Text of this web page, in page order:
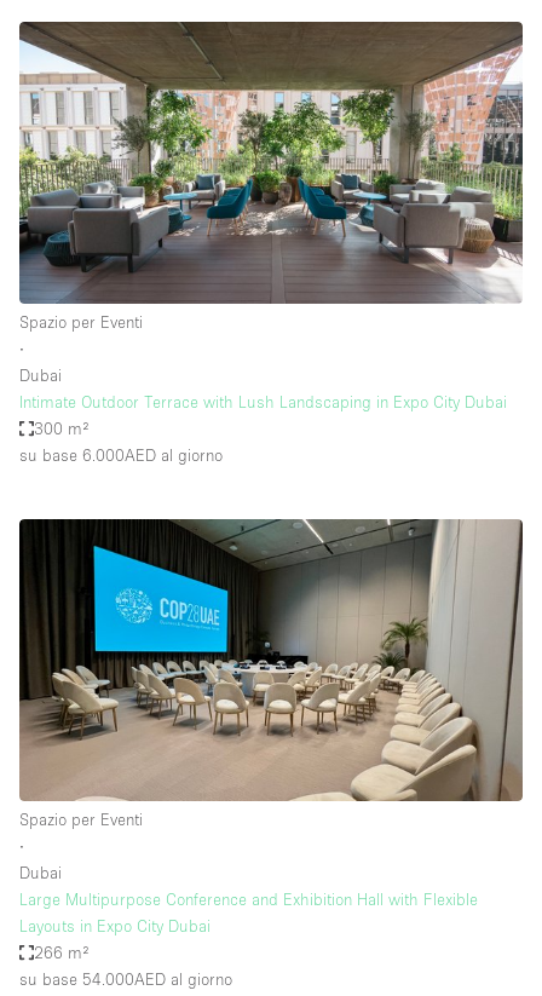
Spazio per Eventi
∙
Dubai
Intimate Outdoor Terrace with Lush Landscaping in Expo City Dubai
300 m²
su base 6.000AED al giorno
Spazio per Eventi
∙
Dubai
Large Multipurpose Conference and Exhibition Hall with Flexible
Layouts in Expo City Dubai
266 m²
su base 54.000AED al giorno